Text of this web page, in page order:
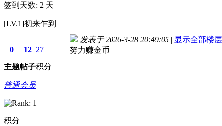
签到天数: 2 天
[LV.1]初来乍到
0
主题
12
帖子
27
积分
普通会员
积分
发表于 2026-3-28 20:49:05 | 显示全部楼层
努力赚金币